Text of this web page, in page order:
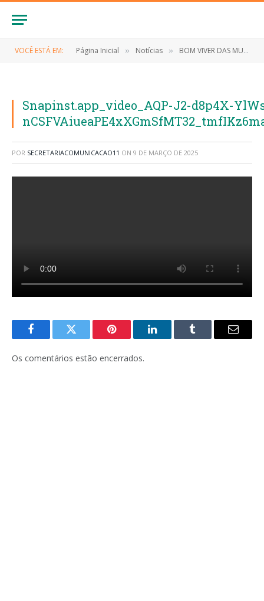
VOCÊ ESTÁ EM: Página Inicial » Notícias » BOM VIVER DAS MULHERES , O OLHAR DA MULHER EM AÇÃO NO POVOADO BREJINHO
Snapinst.app_video_AQP-J2-d8p4X-
POR SECRETARIACOMUNICACAO11 ON 9 DE MARÇO DE 2025
FacebookTwitter Pinterest LinkedInTumblr
E-
Os comentários estão encerrados.